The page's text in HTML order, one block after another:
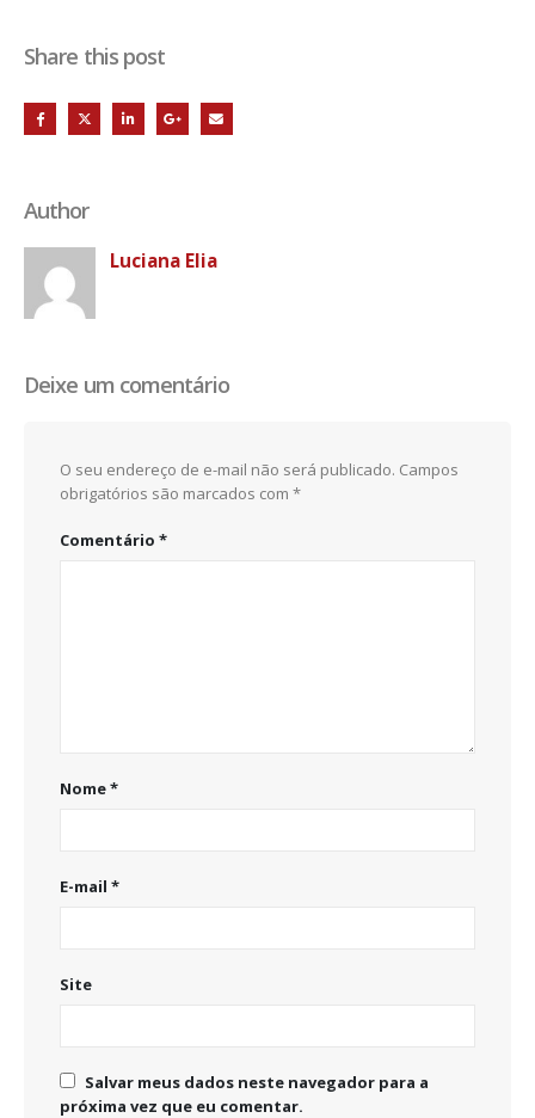
Share this post
Author
Luciana Elia
Deixe um comentário
O seu endereço de e-mail não será publicado. Campos
obrigatórios são marcados com *
Comentário *
Nome*
E-mail *
Site
Salvar meus dados neste navegador para a
próxima vez que eu comentar.